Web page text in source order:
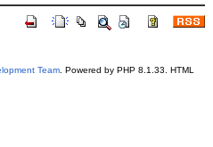
Team. Powered by PHP 8.1.33. HTML